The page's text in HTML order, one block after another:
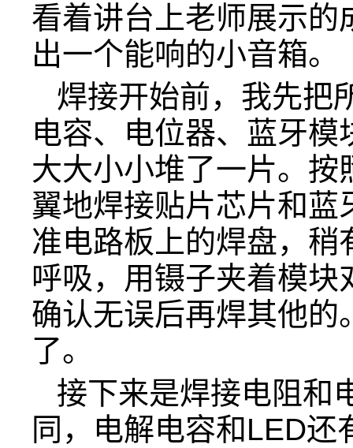
看着讲台上老师展示的
出一个能响的小音箱。
焊接开始前，我先把
电容、电位器、蓝牙
大大小小堆了一片。
翼地焊接贴片芯片和蓝
准电路板上的焊盘，
呼吸，用镊子夹着模
确认无误后再焊其他的
了。
接下来是焊接电阻和
同，电解电容和LED